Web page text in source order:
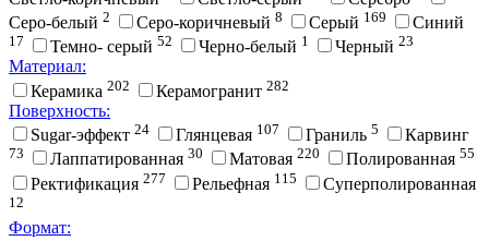
Серо-белый 2 Серо-коричневый 8 Серый 169 Синий
17 Темно- серый 52 Черно-белый 1 Черный 23
Материал:
Керамика 202 Керамогранит 282
Поверхность:
Sugar-эффект 24 Глянцевая 107 Граниль 5 Карвинг
73 Лаппатированная 30 Матовая 220 Полированная 55
Ректификация 277 Рельефная 115 Суперполированная
12
Формат: